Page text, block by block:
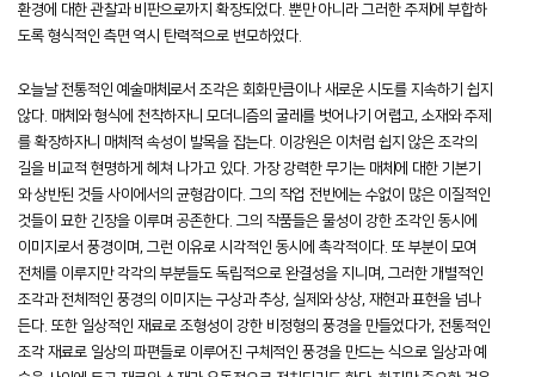
환경에 대한 관찰과 비판으로까지 확장되었다. 뿐만 아니라 그러한 주제에 부합하
도록 형식적인 측면 역시 탄력적으로 변모하였다.
오늘날 전통적인 예술매체로서 조각은 회화만큼이나 새로운 시도를 지속하기 쉽지
않다. 매체와 형식에 천착하자니 모더니즘의 굴레를 벗어나기 어렵고, 소재와 주제
를 확장하자니 매체적 속성이 발목을 잡는다. 이강원은 이처럼 쉽지 않은 조각의
길을 비교적 현명하게 헤쳐 나가고 있다. 가장 강력한 무기는 매체에 대한 기본기
와 상반된 것들 사이에서의 균형감이다. 그의 작업 전반에는 수없이 많은 이질적인
것들이 묘한 긴장을 이루며 공존한다. 그의 작품들은 물성이 강한 조각인 동시에
이미지로서 풍경이며, 그런 이유로 시각적인 동시에 촉각적이다. 또 부분이 모여
전체를 이루지만 각각의 부분들도 독립적으로 완결성을 지니며, 그러한 개별적인
조각과 전체적인 풍경의 이미지는 구상과 추상, 실제와 상상, 재현과 표현을 넘나
든다. 또한 일상적인 재료로 조형성이 강한 비정형의 풍경을 만들었다가, 전통적인
조각 재료로 일상의 파편들로 이루어진 구체적인 풍경을 만드는 식으로 일상과 예